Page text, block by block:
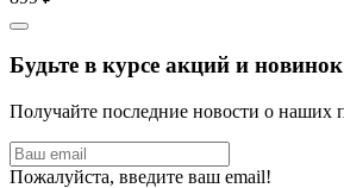
Будьте в курсе акций и новинок
Получайте последние новости о наших
Пожалуйста, введите ваш email!